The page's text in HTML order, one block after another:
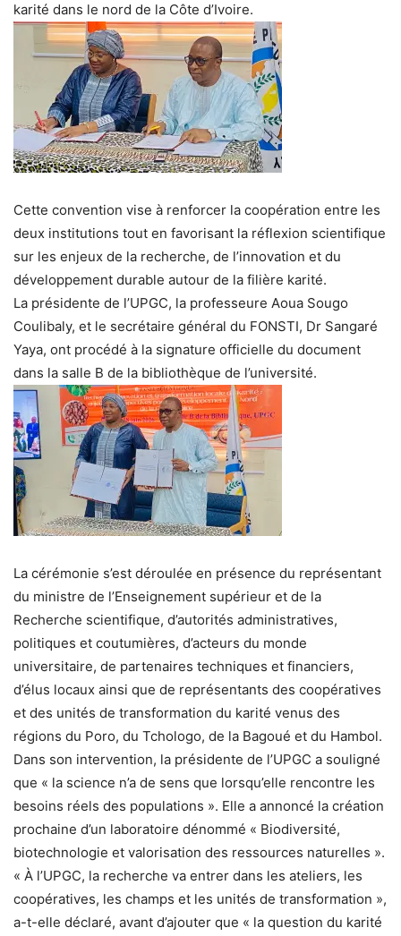
karité dans le nord de la Côte d’Ivoire.
Cette convention vise à renforcer la coopération entre les
deux institutions tout en favorisant la réflexion scientifique
sur les enjeux de la recherche, de l’innovation et du
développement durable autour de la filière karité.
La présidente de l’UPGC, la professeure Aoua Sougo
Coulibaly, et le secrétaire général du FONSTI, Dr Sangaré
Yaya, ont procédé à la signature officielle du document
dans la salle B de la bibliothèque de l’université.
La cérémonie s’est déroulée en présence du représentant
du ministre de l’Enseignement supérieur et de la
Recherche scientifique, d’autorités administratives,
politiques et coutumières, d’acteurs du monde
universitaire, de partenaires techniques et financiers,
d’élus locaux ainsi que de représentants des coopératives
et des unités de transformation du karité venus des
régions du Poro, du Tchologo, de la Bagoué et du Hambol.
Dans son intervention, la présidente de l’UPGC a souligné
que « la science n’a de sens que lorsqu’elle rencontre les
besoins réels des populations ». Elle a annoncé la création
prochaine d’un laboratoire dénommé « Biodiversité,
biotechnologie et valorisation des ressources naturelles ».
« À l’UPGC, la recherche va entrer dans les ateliers, les
coopératives, les champs et les unités de transformation »,
a-t-elle déclaré, avant d’ajouter que « la question du karité